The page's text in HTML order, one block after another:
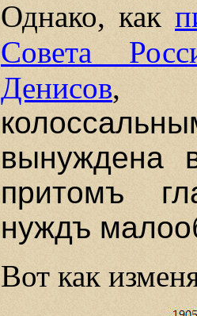
Однако, как
Совета
Денисов,
вынуждена
притомъ
нуждъ
Вот как